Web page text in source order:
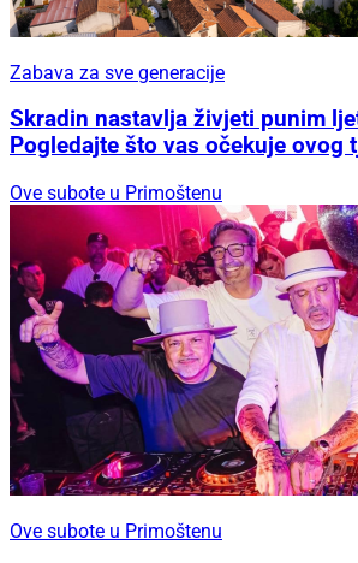
Zabava za sve generacije
Skradin nastavlja živjeti punim
Pogledajte što vas očekuje ovog
Ove subote u Primoštenu
Ove subote u Primoštenu